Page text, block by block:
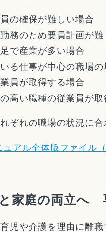
の確保が難しい場合
務のため要員計画が難
で産業が多い場合
る仕事が中心の職場の
員が取得する場合
高い職種の従業員が
ぞれの職場の状況に
ュアル全体版ファイル
家庭の両立へ
児や介護を理由に離